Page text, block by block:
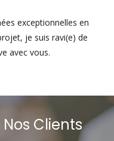
exceptionnelles en
je suis ravi(e) de
avec vous.
Clients